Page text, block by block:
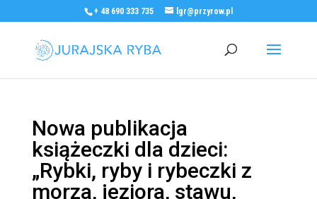
+ 48 690 333 735 lgr@przyrow.pl
Nowa publikacja
książeczki dla dzieci:
„Rybki, ryby i rybeczki z
morza, jeziora, stawu,